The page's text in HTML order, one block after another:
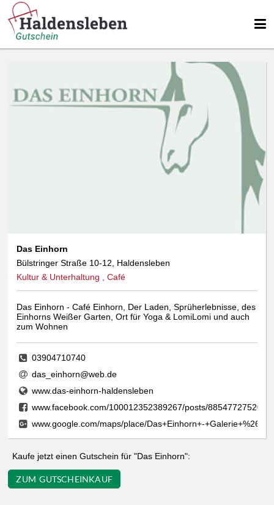
Das Einhorn
Bülstringer Straße 10-12, Haldensleben
Kultur & Unterhaltung , Café
Das Einhorn - Café Einhorn, Der Laden, Sprüherlebnisse, des
Einhorns Weißer Garten, Ort für Yoga & LomiLomi und auch
zum Wohnen
03904710740
das_einhorn@web.de
www.das-einhorn-haldensleben
www.facebook.com/100012352389267/posts/
www.google.com/maps/place/Das+Einhorn+-
Kaufe jetzt einen Gutschein für "Das Einhorn":
ZUM GUTSCHEINKAUF